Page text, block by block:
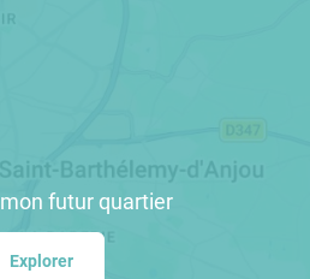
mon futur quartier
Explorer